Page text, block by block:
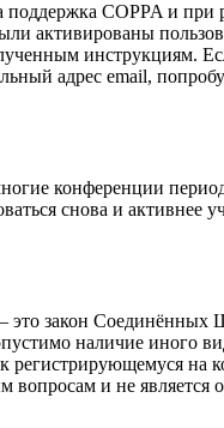
COPPA и при
активированы
инструкциям.
адрес email,
конференции
снова и активнее
закон
наличие иного
на
и не